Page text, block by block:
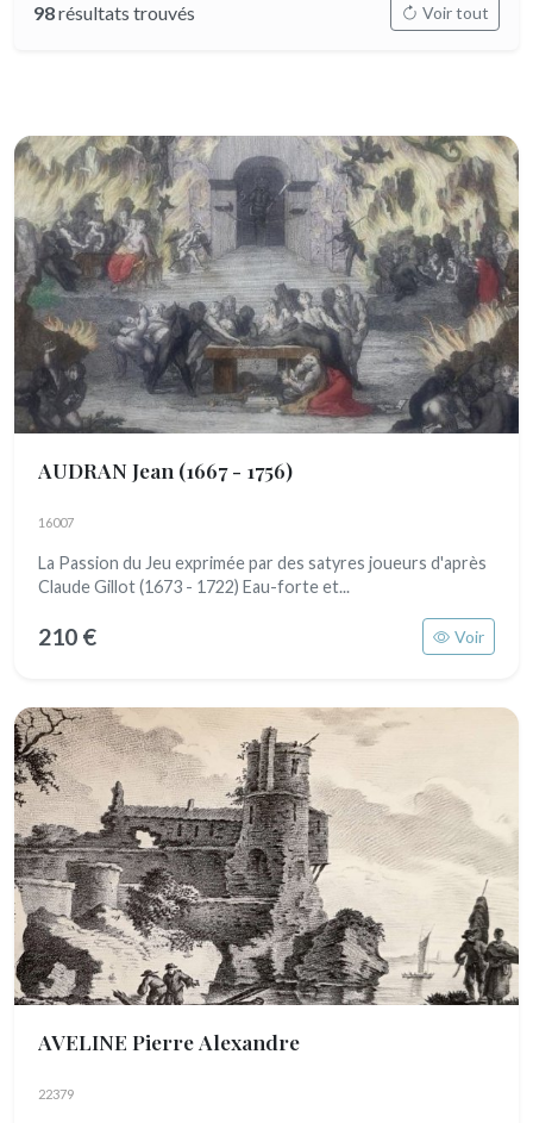
98résultats trouvés Voir tout
AUDRAN Jean (1667 - 1756)
16007
La Passion du Jeu exprimée par des satyres joueurs d'après
Claude Gillot (1673 - 1722) Eau-forte et...
210 € Voir
AVELINE Pierre Alexandre
22379